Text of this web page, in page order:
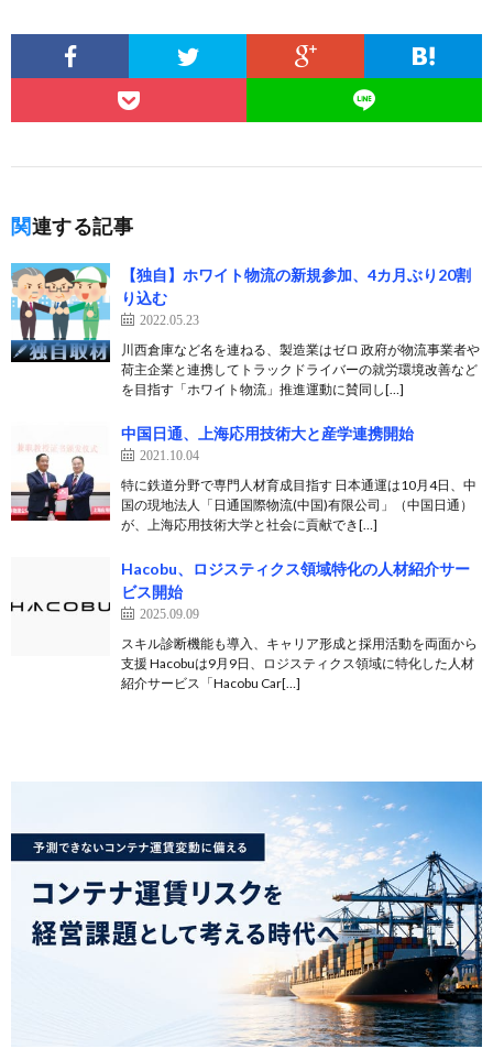
関連する記事
【独自】ホワイト物流の新規参加、4カ月ぶり20割
り込む
2022.05.23
川西倉庫など名を連ねる、製造業はゼロ 政府が物流事業者や
荷主企業と連携してトラックドライバーの就労環境改善など
を目指す「ホワイト物流」推進運動に賛同し[…]
中国日通、上海応用技術大と産学連携開始
2021.10.04
特に鉄道分野で専門人材育成目指す 日本通運は10月4日、中
国の現地法人「日通国際物流(中国)有限公司」（中国日通）
が、上海応用技術大学と社会に貢献でき[…]
Hacobu、ロジスティクス領域特化の人材紹介サー
ビス開始
2025.09.09
スキル診断機能も導入、キャリア形成と採用活動を両面から
支援 Hacobuは9月9日、ロジスティクス領域に特化した人材
紹介サービス「Hacobu Car[…]